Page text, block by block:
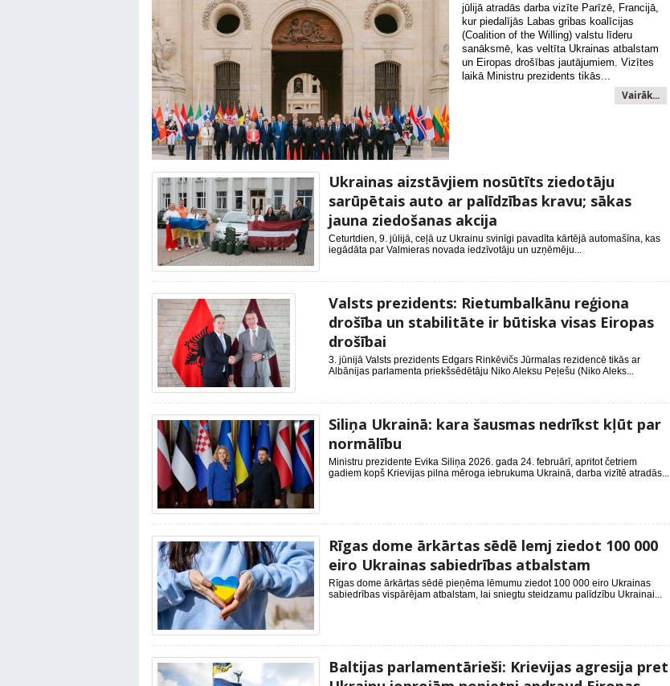
jūlijā atradās darba vizīte Parīzē, Francijā,
kur piedalījās Labas gribas koalīcijas
(Coalition of the Willing) valstu līderu
sanāksmē, kas veltīta Ukrainas atbalstam
un Eiropas drošības jautājumiem. Vizītes
laikā Ministru prezidents tikās...
Vairāk...
Ukrainas aizstāvjiem nosūtīts ziedotāju
sarūpētais auto ar palīdzības kravu; sākas
jauna ziedošanas akcija
Ceturtdien, 9. jūlijā, ceļā uz Ukrainu svinīgi pavadīta kārtējā automašīna, kas
iegādāta par Valmieras novada iedzīvotāju un uzņēmēju...
Valsts prezidents: Rietumbalkānu reģiona
drošība un stabilitāte ir būtiska visas Eiropas
drošībai
3. jūnijā Valsts prezidents Edgars Rinkēvičs Jūrmalas rezidencē tikās ar
Albānijas parlamenta priekšsēdētāju Niko Aleksu Peļešu (Niko Aleks...
Siliņa Ukrainā: kara šausmas nedrīkst kļūt par
normālību
Ministru prezidente Evika Siliņa 2026. gada 24. februārī, apritot četriem
gadiem kopš Krievijas pilna mēroga iebrukuma Ukrainā, darba vizītē atradās...
Rīgas dome ārkārtas sēdē lemj ziedot 100 000
eiro Ukrainas sabiedrības atbalstam
Rīgas dome ārkārtas sēdē pieņēma lēmumu ziedot 100 000 eiro Ukrainas
sabiedrības vispārējam atbalstam, lai sniegtu steidzamu palīdzību Ukrainai...
Baltijas parlamentārieši: Krievijas agresija pret